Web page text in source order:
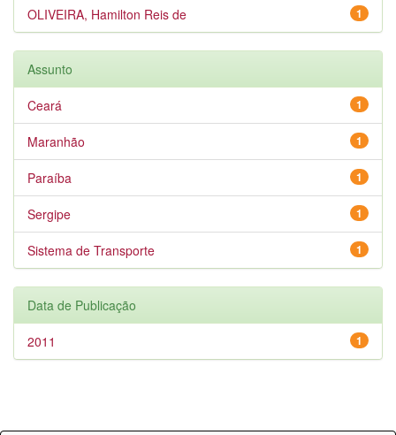
1
OLIVEIRA, Hamilton Reis de
Assunto
1
Ceará
1
Maranhão
1
Paraíba
1
Sergipe
1
Sistema de Transporte
Data de Publicação
1
2011